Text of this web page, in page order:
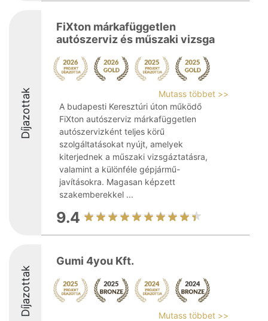
Díjazottak
FiXton márkafüggetlen
autószerviz és műszaki vizsga
Mutass többet >>
A budapesti Keresztúri úton működő
FiXton autószerviz márkafüggetlen
autószervizként teljes körű
szolgáltatásokat nyújt, amelyek
kiterjednek a műszaki vizsgáztatásra,
valamint a különféle gépjármű-
javításokra. Magasan képzett
szakemberekkel ...
9.4
Díjazottak
Gumi 4you Kft.
Mutass többet >>